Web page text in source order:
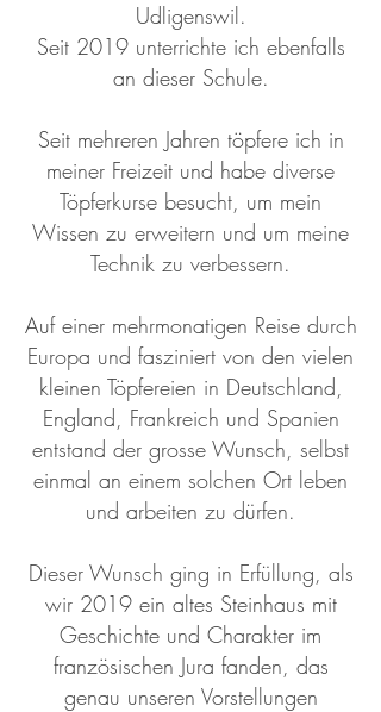
Udligenswil.
Seit 2019 unterrichte ich ebenfalls
an dieser Schule.
Seit mehreren Jahren töpfere ich in
meiner Freizeit und habe diverse
Töpferkurse besucht, um mein
Wissen zu erweitern und um meine
Technik zu verbessern.
Auf einer mehrmonatigen Reise durch
Europa und fasziniert von den vielen
kleinen Töpfereien in Deutschland,
England, Frankreich und Spanien
entstand der grosse Wunsch, selbst
einmal an einem solchen Ort leben
und arbeiten zu dürfen.
Dieser Wunsch ging in Erfüllung, als
wir 2019 ein altes Steinhaus mit
Geschichte und Charakter im
französischen Jura fanden, das
genau unseren Vorstellungen